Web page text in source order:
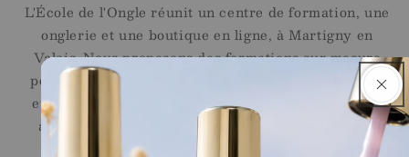
L'École de l'Ongle réunit un centre de formation, une
onglerie et une boutique en ligne, à Martigny en
Valais. Nous proposons des formations sur mesure
pour les débutantes, les personnes en reconversion
et les professionnelles souhaitant se perfectionner,
ainsi qu'une sélection de produits professionnels
Jana Nails pour les stylistes ongulaires. Un